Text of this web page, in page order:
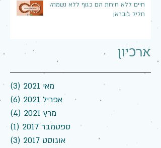
חיים ללא חירות הם כגוף ללא נשמה/
חליל ג'ובראן
ארכיון
מאי 2021 (3)
אפריל 2021
(6)
מרץ 2021
(4)
ספטמבר 2017
(1)
אוגוסט 2017
(3)